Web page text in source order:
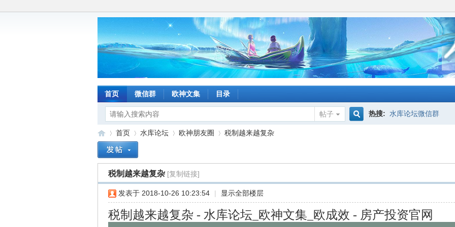
首页 微信群 欧神文集 目录
帖子
热搜: 水库论坛微信群
»
首页
›
水库论坛
›
欧神朋友圈 税制越来越复杂
税制越来越复杂 [复制链接]
发表于 2018-10-26 10:23:54 | 显示全部楼层
税制越来越复杂 - 水库论坛_欧神文集_欧成效 - 房产投资官网